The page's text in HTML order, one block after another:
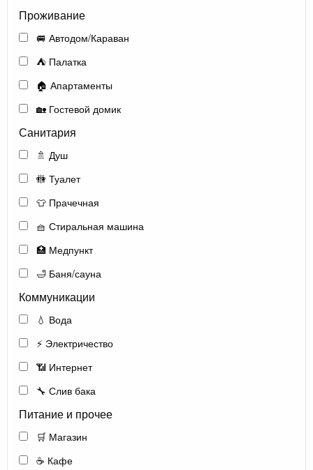
Проживание
🚐 Автодом/Караван
⛺ Палатка
🏠 Апартаменты
🏡 Гостевой домик
Санитария
🚿 Душ
🚻 Туалет
👕 Прачечная
🧺 Стиральная машина
🏥 Медпункт
🛁 Баня/сауна
Коммуникации
💧 Вода
⚡ Электричество
📶 Интернет
🔧 Слив бака
Питание и прочее
🛒 Магазин
☕ Кафе